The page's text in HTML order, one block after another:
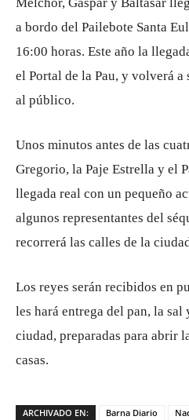
a bordo del Pailebote Santa
16:00 horas. Este año la
el Portal de la Pau, y volverá
al público.
Unos minutos antes de las
Gregorio, la Paje Estrella y el
llegada real con un pequeño
algunos representantes del
recorrerá las calles de la
Los reyes serán recibidos en
les hará entrega del pan, la sal
ciudad, preparadas para abrir
casas.
ARCHIVADO EN: Barna Diario